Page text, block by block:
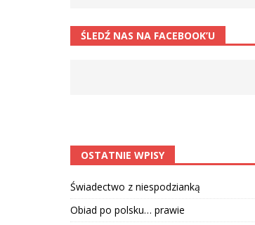
ŚLEDŹ NAS NA FACEBOOK’U
OSTATNIE WPISY
Świadectwo z niespodzianką
Obiad po polsku… prawie